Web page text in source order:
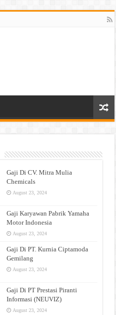
Gaji Di CV. Mitra Mulia
Chemicals
August 23, 2024
Gaji Karyawan Pabrik Yamaha
Motor Indonesia
August 23, 2024
Gaji Di PT. Kurnia Ciptamoda
Gemilang
August 23, 2024
Gaji Di PT Prestasi Piranti
Informasi (NEUVIZ)
August 23, 2024